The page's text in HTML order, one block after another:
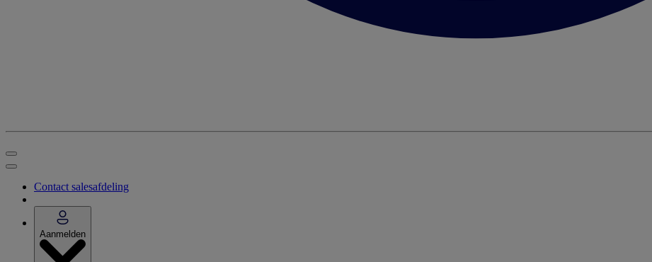
Contact salesafdeling
Aanmelden